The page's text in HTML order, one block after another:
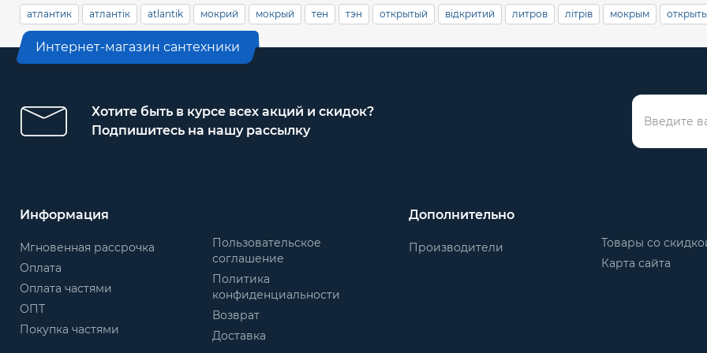
Mounted:
«Сухой» стеатитовый ТЭН
Предохранительный клапан
Индикатор нагрева
атлантик атлантік atlantik мокрий мокрый тен тэн открытый відкритий литров літрів мокрым
Интернет-магазин сантехники
Хотите быть в курсе всех акций и скидок?
Подпишитесь на нашу рассылку
Информация
Мгновенная рассрочка
Оплата
Оплата частями
ОПТ
Покупка частями
Пользовательское
соглашение
Политика
конфиденциальности
Возврат
Доставка
Дополнительно
Производители
Товары со
Карта сайта